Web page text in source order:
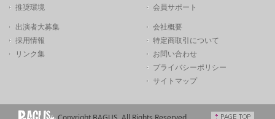
推奨環境
会員サポート
出演者大募集
採用情報
リンク集
会社概要
特定商取引について
お問い合わせ
プライバシーポリシー
サイトマップ